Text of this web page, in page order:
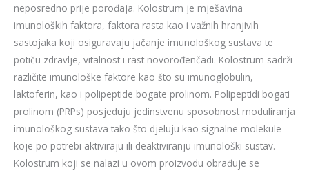
neposredno prije porođaja. Kolostrum je mješavina
imunoloških faktora, faktora rasta kao i važnih hranjivih
sastojaka koji osiguravaju jačanje imunološkog sustava te
potiču zdravlje, vitalnost i rast novorođenčadi. Kolostrum sadrži
različite imunološke faktore kao što su imunoglobulin,
laktoferin, kao i polipeptide bogate prolinom. Polipeptidi bogati
prolinom (PRPs) posjeduju jedinstvenu sposobnost moduliranja
imunološkog sustava tako što djeluju kao signalne molekule
koje po potrebi aktiviraju ili deaktiviranju imunološki sustav.
Kolostrum koji se nalazi u ovom proizvodu obrađuje se